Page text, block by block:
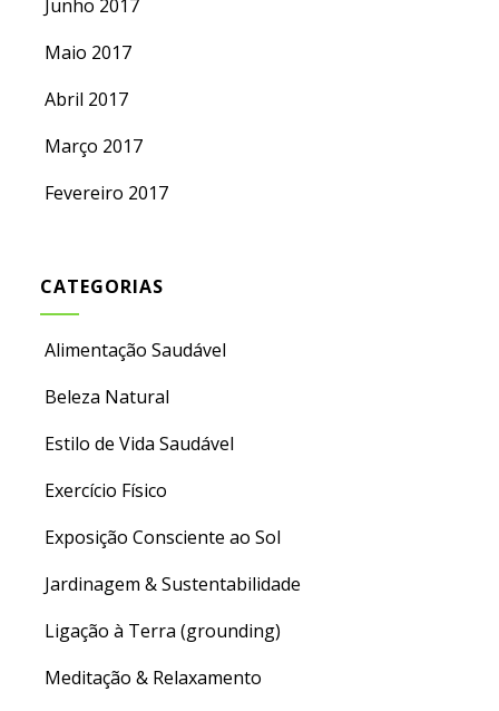
Junho 2017
Maio 2017
Abril 2017
Março 2017
Fevereiro 2017
CATEGORIAS
Alimentação Saudável
Beleza Natural
Estilo de Vida Saudável
Exercício Físico
Exposição Consciente ao Sol
Jardinagem & Sustentabilidade
Ligação à Terra (grounding)
Meditação & Relaxamento